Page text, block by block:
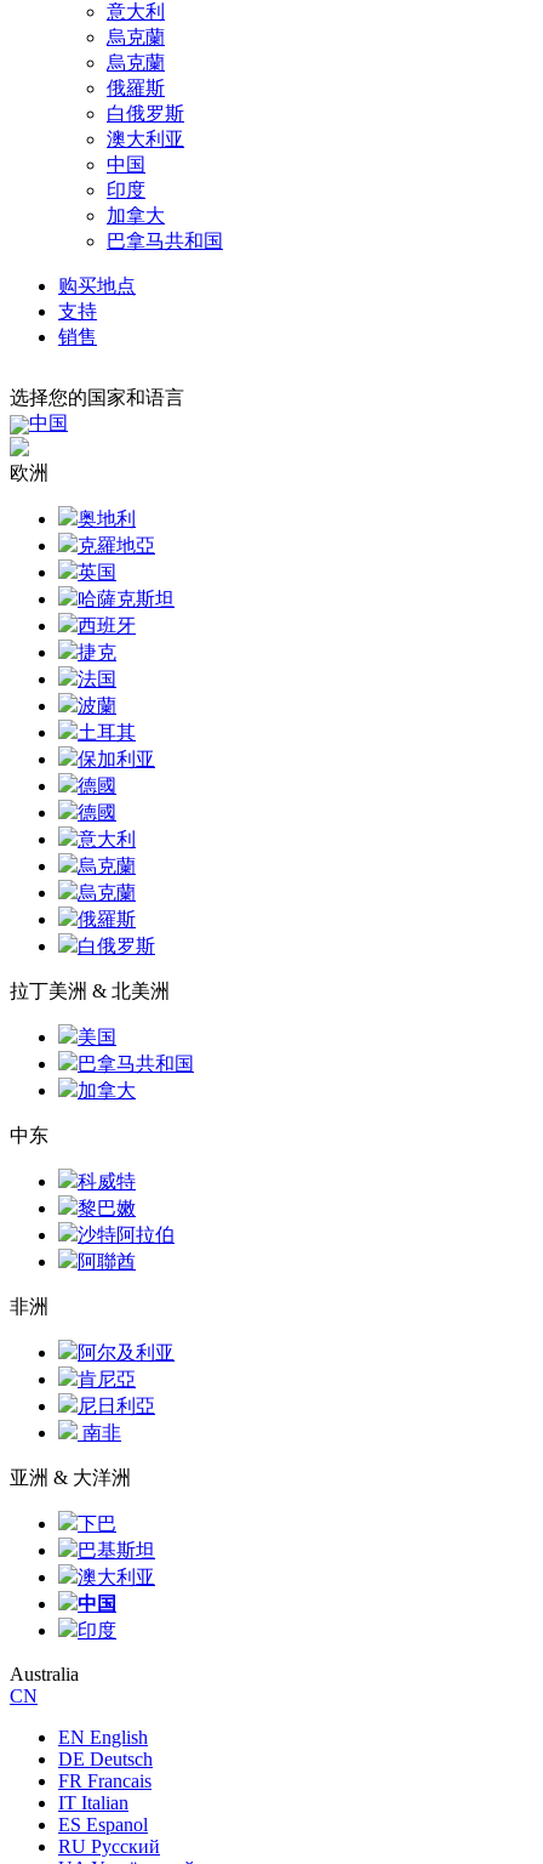
意大利
烏克蘭
烏克蘭
俄羅斯
白俄罗斯
澳大利亚
中国
印度
加拿大
巴拿马共和国
购买地点
支持
销售
选择您的国家和语言
中国
欧洲
奥地利
克羅地亞
英国
哈薩克斯坦
西班牙
捷克
法国
波蘭
土耳其
保加利亚
德國
德國
意大利
烏克蘭
烏克蘭
俄羅斯
白俄罗斯
拉丁美洲 & 北美洲
美国
巴拿马共和国
加拿大
中东
科威特
黎巴嫩
沙特阿拉伯
阿聯酋
非洲
阿尔及利亚
肯尼亞
尼日利亞
南非
亚洲 & 大洋洲
下巴
巴基斯坦
澳大利亚
中国
印度
Australia
CN
EN English
DE Deutsch
FR Francais
IT Italian
ES Espanol
RU Русский